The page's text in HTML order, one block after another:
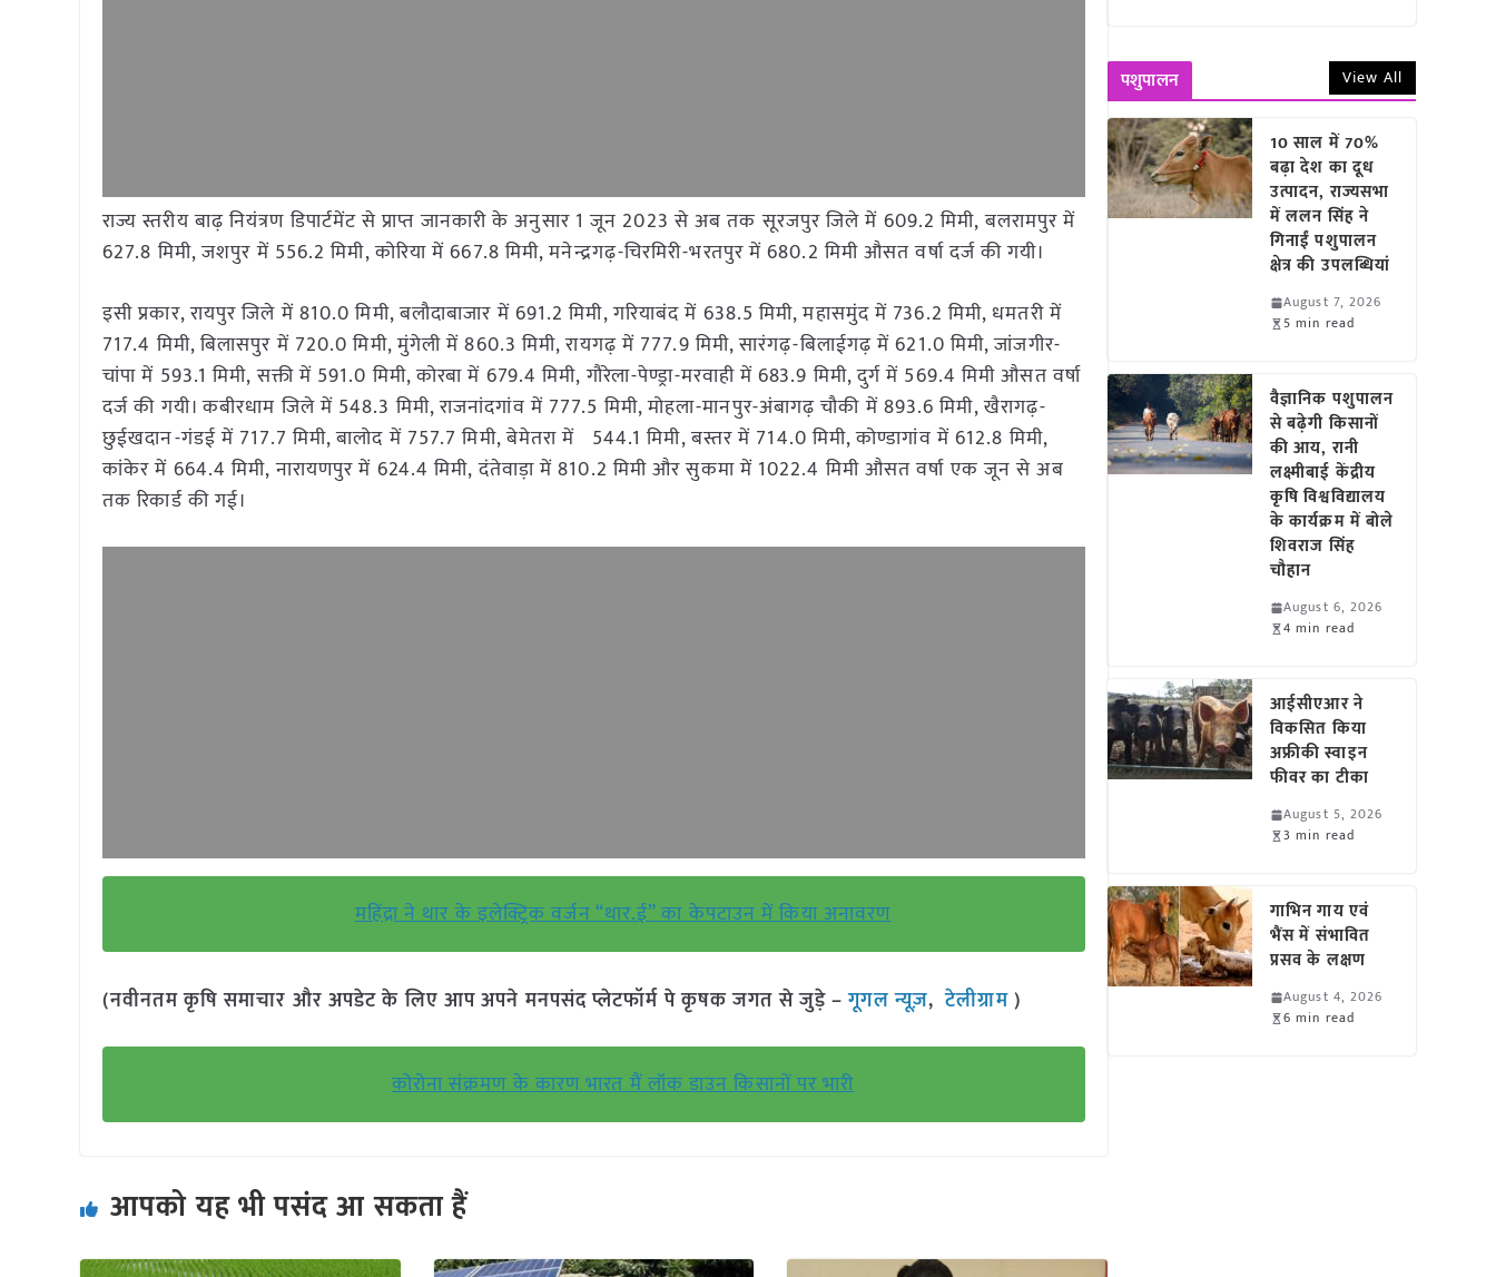
राज्य स्तरीय बाढ़ नियंत्रण डिपार्टमेंट से प्राप्त जानकारी के अनुसार 1 जून 2023 से अब तक सूरजपुर जिले में 609.2 मिमी, बलरामपुर में
627.8 मिमी, जशपुर में 556.2 मिमी, कोरिया में 667.8 मिमी, मनेन्द्रगढ़-चिरमिरी-भरतपुर में 680.2 मिमी औसत वर्षा दर्ज की गयी।
इसी प्रकार, रायपुर जिले में 810.0 मिमी, बलौदाबाजार में 691.2 मिमी, गरियाबंद में 638.5 मिमी, महासमुंद में 736.2 मिमी, धमतरी में
717.4 मिमी, बिलासपुर में 720.0 मिमी, मुंगेली में 860.3 मिमी, रायगढ़ में 777.9 मिमी, सारंगढ़-बिलाईगढ़ में 621.0 मिमी, जांजगीर-
चांपा में 593.1 मिमी, सक्ती में 591.0 मिमी, कोरबा में 679.4 मिमी, गौरेला-पेण्ड्रा-मरवाही में 683.9 मिमी, दुर्ग में 569.4 मिमी औसत वर्षा
दर्ज की गयी। कबीरधाम जिले में 548.3 मिमी, राजनांदगांव में 777.5 मिमी, मोहला-मानपुर-अंबागढ़ चौकी में 893.6 मिमी, खैरागढ़-
छुईखदान-गंडई में 717.7 मिमी, बालोद में 757.7 मिमी, बेमेतरा में 544.1 मिमी, बस्तर में 714.0 मिमी, कोण्डागांव में 612.8 मिमी,
कांकेर में 664.4 मिमी, नारायणपुर में 624.4 मिमी, दंतेवाड़ा में 810.2 मिमी और सुकमा में 1022.4 मिमी औसत वर्षा एक जून से अब
तक रिकार्ड की गई।
महिंद्रा ने थार के इलेक्ट्रिक वर्जन “थार.ई” का केपटाउन में किया अनावरण
(नवीनतम कृषि समाचार और अपडेट के लिए आप अपने मनपसंद प्लेटफॉर्म पे कृषक जगत से जुड़े –गूगल न्यूज़,टेलीग्राम)
कोरोना संक्रमण के कारण भारत मैं लॉक डाउन किसानों पर भारी
आपको यह भी पसंद आ सकता हैं
पशुपालन View All
10 साल में 70%
बढ़ा देश का दूध
उत्पादन, राज्यसभा
में ललन सिंह ने
गिनाईं पशुपालन
क्षेत्र की उपलब्धियां
August 7, 2026
5 min read
वैज्ञानिक पशुपालन
से बढ़ेगी किसानों
की आय, रानी
लक्ष्मीबाई केंद्रीय
कृषि विश्वविद्यालय
के कार्यक्रम में बोले
शिवराज सिंह
चौहान
August 6, 2026
4 min read
आईसीएआर ने
विकसित किया
अफ्रीकी स्वाइन
फीवर का टीका
August 5, 2026
3 min read
गाभिन गाय एवं
भैंस में संभावित
प्रसव के लक्षण
August 4, 2026
6 min read